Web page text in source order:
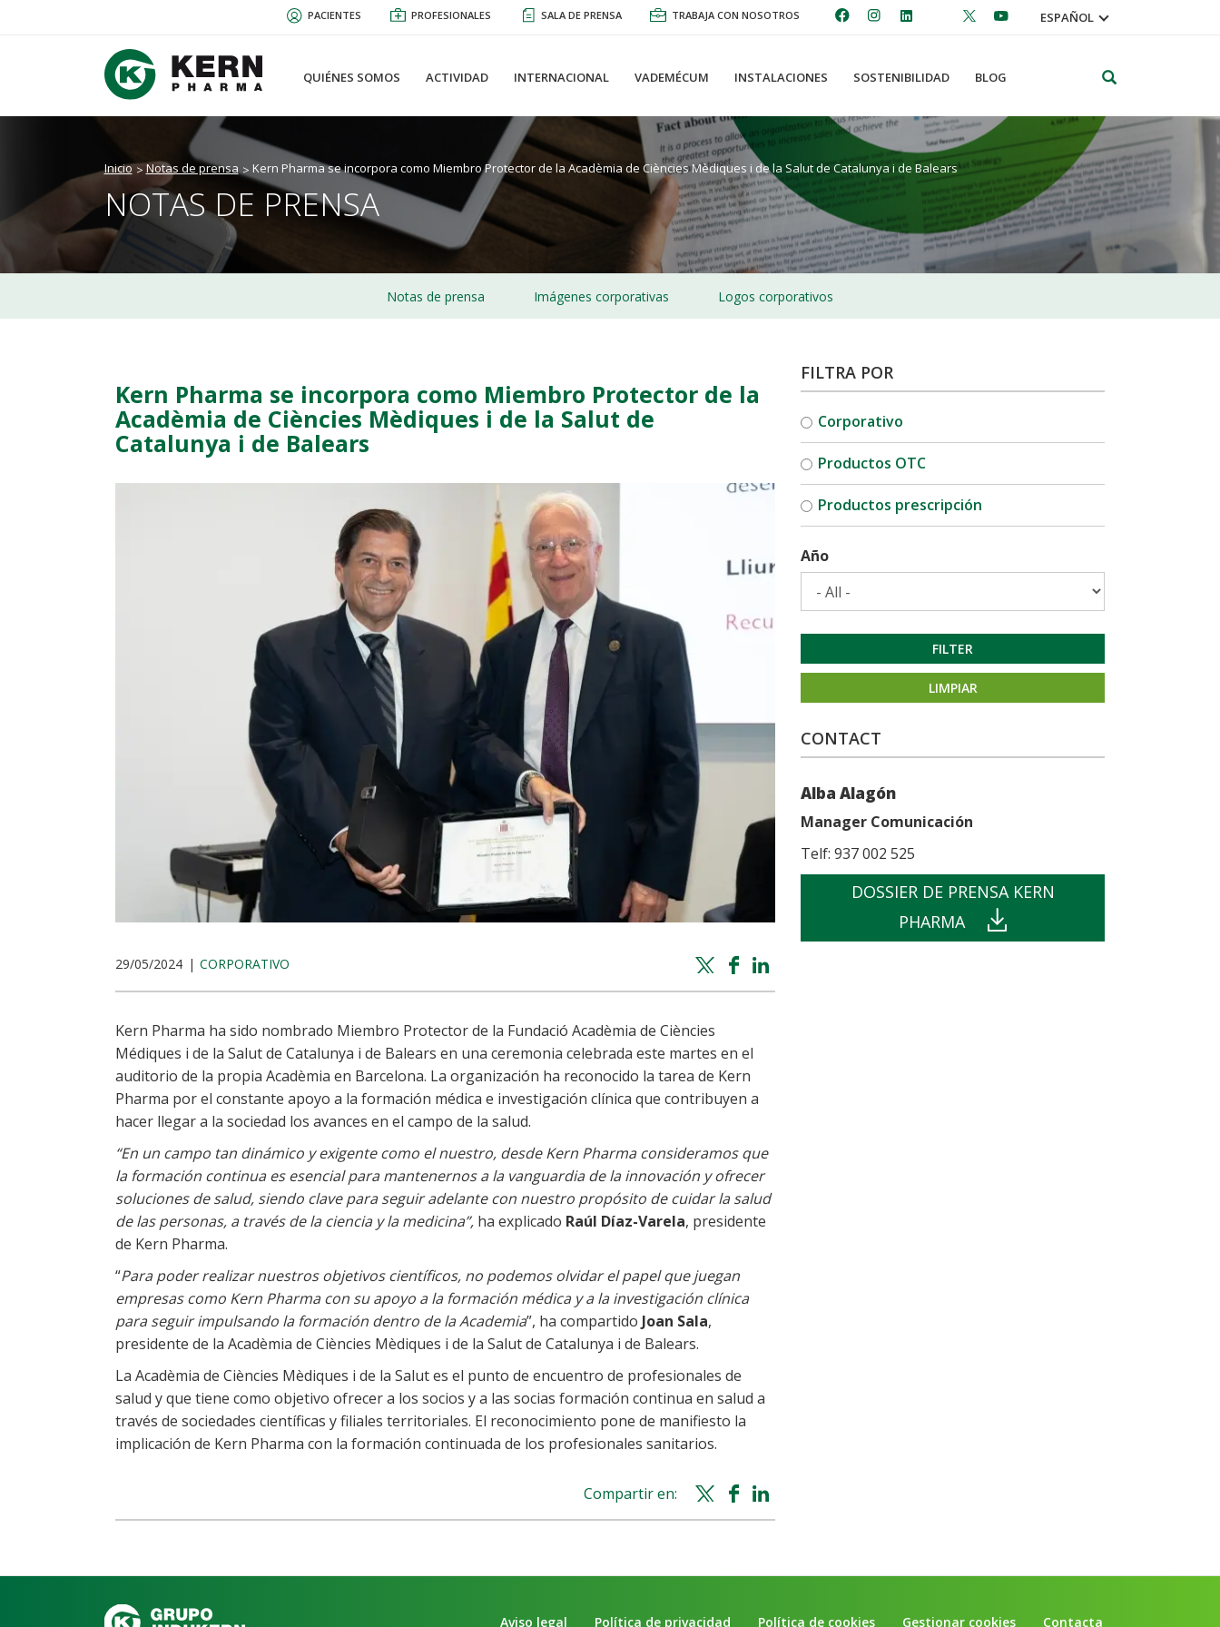
PACIENTES PROFESIONALES SALA DE PRENSA TRABAJA CON NOSOTROS ESPAÑOL
QUIÉNES SOMOS ACTIVIDAD INTERNACIONAL VADEMÉCUM INSTALACIONES SOSTENIBILIDAD BLOG
Inicio Notas de prensa Kern Pharma se incorpora como Miembro Protector de la Acadèmia de Ciències Mèdiques i de la Salut de Catalunya i de Balears
NOTAS DE PRENSA
Notas de prensa Imágenes corporativas Logos corporativos
FILTRA POR
Corporativo
Productos OTC
Productos prescripción
Año
FILTER
LIMPIAR
CONTACT
Alba Alagón
Manager Comunicación
Telf: 937 002 525
DOSSIER DE PRENSA KERN
PHARMA
Kern Pharma se incorpora como Miembro Protector de la
Acadèmia de Ciències Mèdiques i de la Salut de
Catalunya i de Balears
29/05/2024 CORPORATIVO
Twitter
share
Facebook
share
Whatsapp
shareshare
Kern Pharma ha sido nombrado Miembro Protector de la Fundació Acadèmia de Ciències
Médiques i de la Salut de Catalunya i de Balears en una ceremonia celebrada este martes en el
auditorio de la propia Acadèmia en Barcelona. La organización ha reconocido la tarea de Kern
Pharma por el constante apoyo a la formación médica e investigación clínica que contribuyen a
hacer llegar a la sociedad los avances en el campo de la salud.
“En un campo tan dinámico y exigente como el nuestro, desde Kern Pharma consideramos que
la formación continua es esencial para mantenernos a la vanguardia de la innovación y ofrecer
soluciones de salud, siendo clave para seguir adelante con nuestro propósito de cuidar la salud
de las personas, a través de la ciencia y la medicina”, ha explicado Raúl Díaz-Varela, presidente
de Kern Pharma.
“Para poder realizar nuestros objetivos científicos, no podemos olvidar el papel que juegan
empresas como Kern Pharma con su apoyo a la formación médica y a la investigación clínica
para seguir impulsando la formación dentro de la Academia”, ha compartido Joan Sala,
presidente de la Acadèmia de Ciències Mèdiques i de la Salut de Catalunya i de Balears.
La Acadèmia de Ciències Mèdiques i de la Salut es el punto de encuentro de profesionales de
salud y que tiene como objetivo ofrecer a los socios y a las socias formación continua en salud a
través de sociedades científicas y filiales territoriales. El reconocimiento pone de manifiesto la
implicación de Kern Pharma con la formación continuada de los profesionales sanitarios.
Compartir en:
Twitter
share
Facebook
share
Whatsapp
shareshare
Aviso legal Política de privacidad Política de cookies Gestionar cookies Contacta